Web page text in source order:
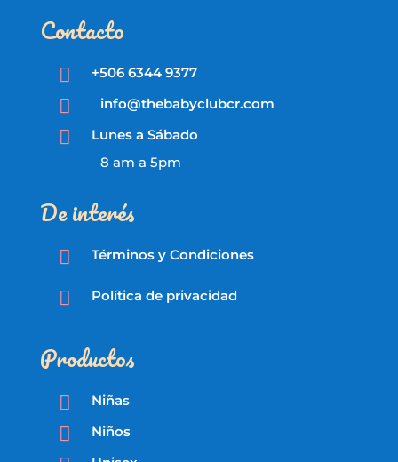
Contacto
 +506 6344 9377
 info@thebabyclubcr.com

Lunes a Sábado
8 am a 5pm
De interés
 Términos y Condiciones
 Política de privacidad
Productos
 Niñas
 Niños